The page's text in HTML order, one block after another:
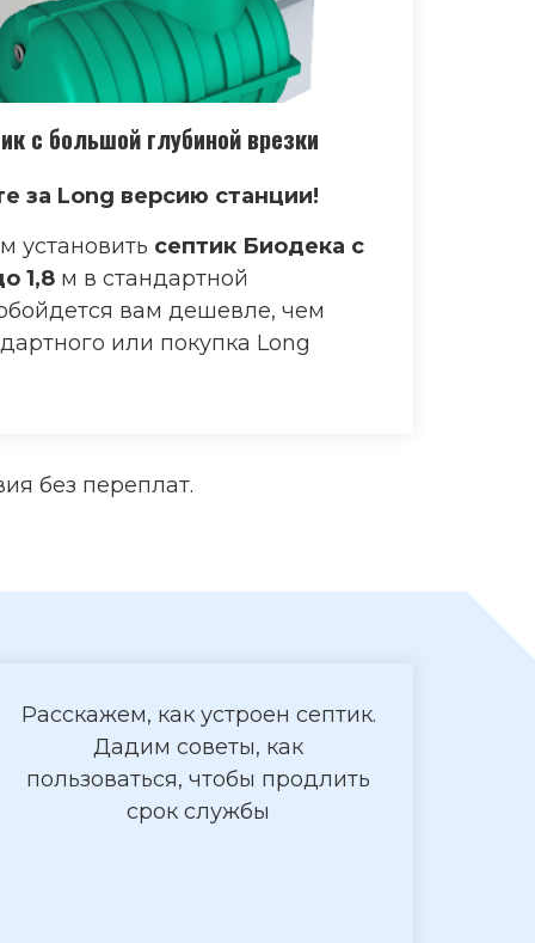
с большой глубиной врезки
за Long версию станции!
установить септик Биодека с
1,8 м в стандартной
вам дешевле, чем
или покупка Long
без переплат.
Расскажем, как устроен септик.
Дадим советы, как
пользоваться, чтобы продлить
срок службы